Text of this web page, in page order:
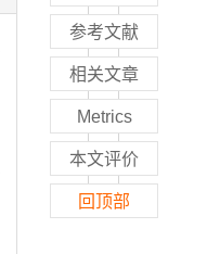
参考文献
相关文章
Metrics
本文评价
回顶部